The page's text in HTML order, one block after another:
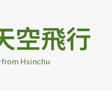
空飛行
Hsinchu